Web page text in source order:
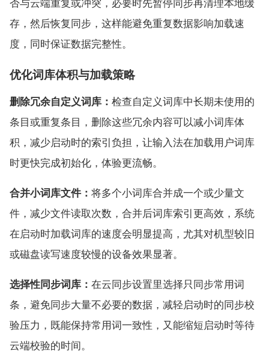
存，然后恢复同步，这样能避免重复数据影响加载速
度，同时保证数据完整性。
优化词库体积与加载策略
删除冗余自定义词库： 检查自定义词库中长期未使用的
条目或重复条目，删除这些冗余内容可以减小词库体
积，减少启动时的索引负担，让输入法在加载用户词库
时更快完成初始化，体验更流畅。
合并小词库文件： 将多个小词库合并成一个或少量文
件，减少文件读取次数，合并后词库索引更高效，系统
在启动时加载词库的速度会明显提高，尤其对机型较旧
或磁盘读写速度较慢的设备效果显著。
选择性同步词库： 在云同步设置里选择只同步常用词
条，避免同步大量不必要的数据，减轻启动时的同步校
验压力，既能保持常用词一致性，又能缩短启动时等待
云端校验的时间。